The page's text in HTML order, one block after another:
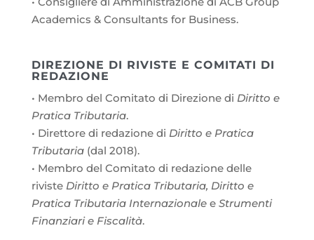
Academics & Consultants for Business.
DIREZIONE DI RIVISTE E COMITATI DI
REDAZIONE
• Membro del Comitato di Direzione di Diritto e
Pratica Tributaria.
• Direttore di redazione di Diritto e Pratica
Tributaria(dal 2018).
• Membro del Comitato di redazione delle
riviste Diritto e Pratica Tributaria, Diritto e
Pratica Tributaria Internazionale e Strumenti
Finanziari e Fiscalità.